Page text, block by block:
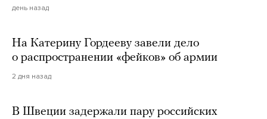
день назад
На Катерину Гордееву завели дело
о распространении «фейков» об армии
2 дня назад
В Швеции задержали пару российских